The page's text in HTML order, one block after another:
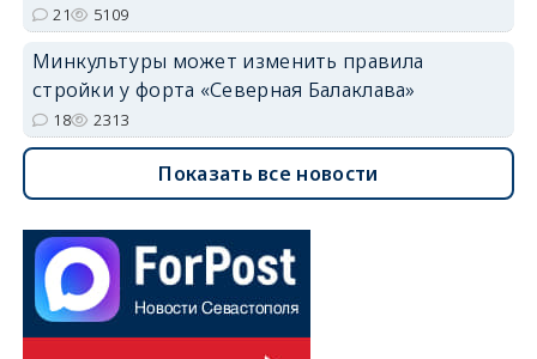
21 5109
Минкультуры может изменить правила
стройки у форта «Северная Балаклава»
18 2313
Показать все новости